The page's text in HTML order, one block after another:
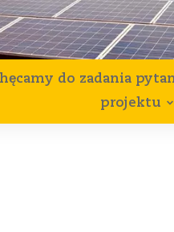
do zadania
projektu